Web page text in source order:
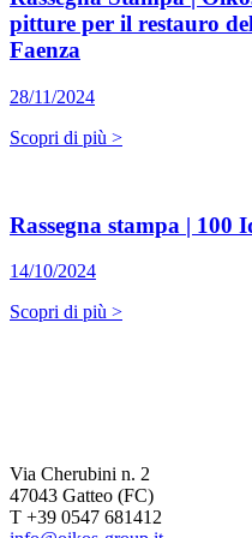
pitture per il restauro
Faenza
28/11/2024
Scopri di più >
Rassegna stampa | 100
14/10/2024
Scopri di più >
Via Cherubini n. 2
47043 Gatteo (FC)
T +39 0547 681412